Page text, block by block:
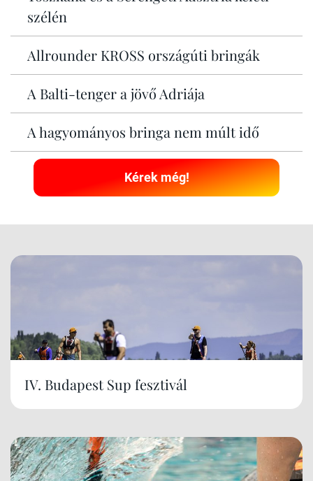
szélén
Allrounder KROSS országúti bringák
A Balti-tenger a jövő Adriája
A hagyományos bringa nem múlt idő
Kérek még!
IV. Budapest Sup fesztivál